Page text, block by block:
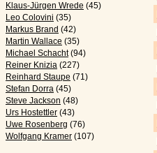
Klaus-Jürgen Wrede (45)
Leo Colovini (35)
Markus Brand (42)
Martin Wallace (35)
Michael Schacht (94)
Reiner Knizia (227)
Reinhard Staupe (71)
Stefan Dorra (45)
Steve Jackson (48)
Urs Hostettler (43)
Uwe Rosenberg (76)
Wolfgang Kramer (107)